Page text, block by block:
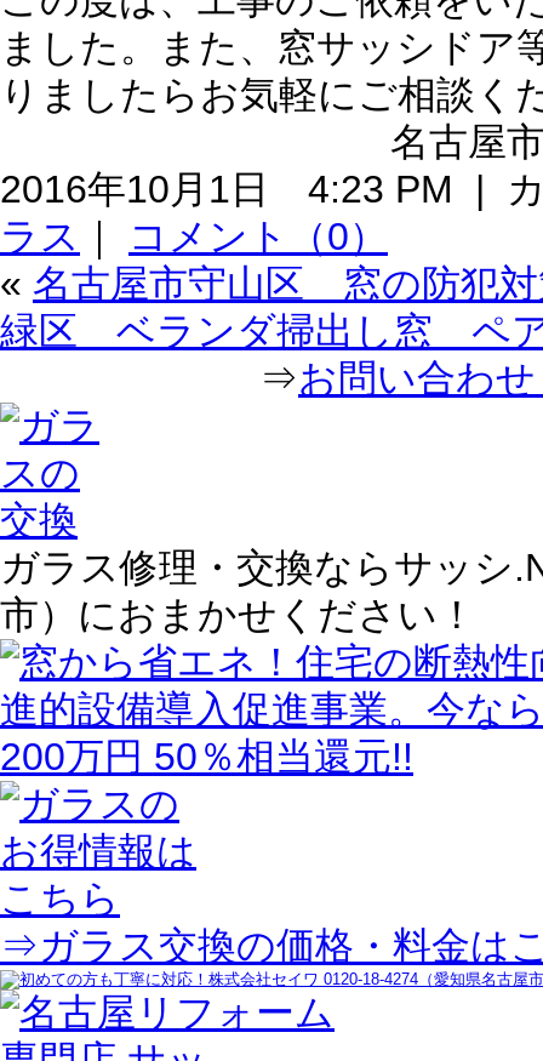
ました。また、窓サッシドア
りましたらお気軽にご相談く
名古屋
2016年10月1日 4:23 PM |
ラス
コメント（0）
« 名古屋市守山区 窓の防犯
緑区 ベランダ掃出し窓 ペ
⇒お問い合わ
ガラス修理・交換ならサッシ
市）におまかせください！
⇒ガラス交換の価格・料金は